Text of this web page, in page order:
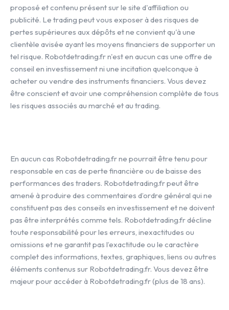
proposé et contenu présent sur le site d'affiliation ou
publicité. Le trading peut vous exposer à des risques de
pertes supérieures aux dépôts et ne convient qu'à une
clientèle avisée ayant les moyens financiers de supporter un
tel risque. Robotdetrading.fr n'est en aucun cas une offre de
conseil en investissement ni une incitation quelconque à
acheter ou vendre des instruments financiers. Vous devez
être conscient et avoir une compréhension complète de tous
les risques associés au marché et au trading.
En aucun cas Robotdetrading.fr ne pourrait être tenu pour
responsable en cas de perte financière ou de baisse des
performances des traders. Robotdetrading.fr peut être
amené à produire des commentaires d’ordre général qui ne
constituent pas des conseils en investissement et ne doivent
pas être interprétés comme tels. Robotdetrading.fr décline
toute responsabilité pour les erreurs, inexactitudes ou
omissions et ne garantit pas l’exactitude ou le caractère
complet des informations, textes, graphiques, liens ou autres
éléments contenus sur Robotdetrading.fr. Vous devez être
majeur pour accéder à Robotdetrading.fr (plus de 18 ans).